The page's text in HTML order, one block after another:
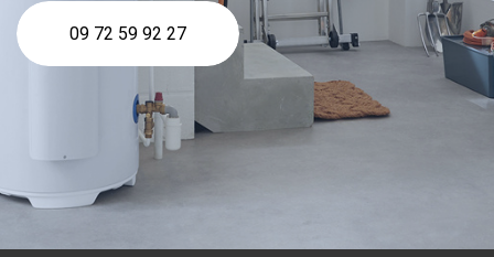
09 72 59 92 27